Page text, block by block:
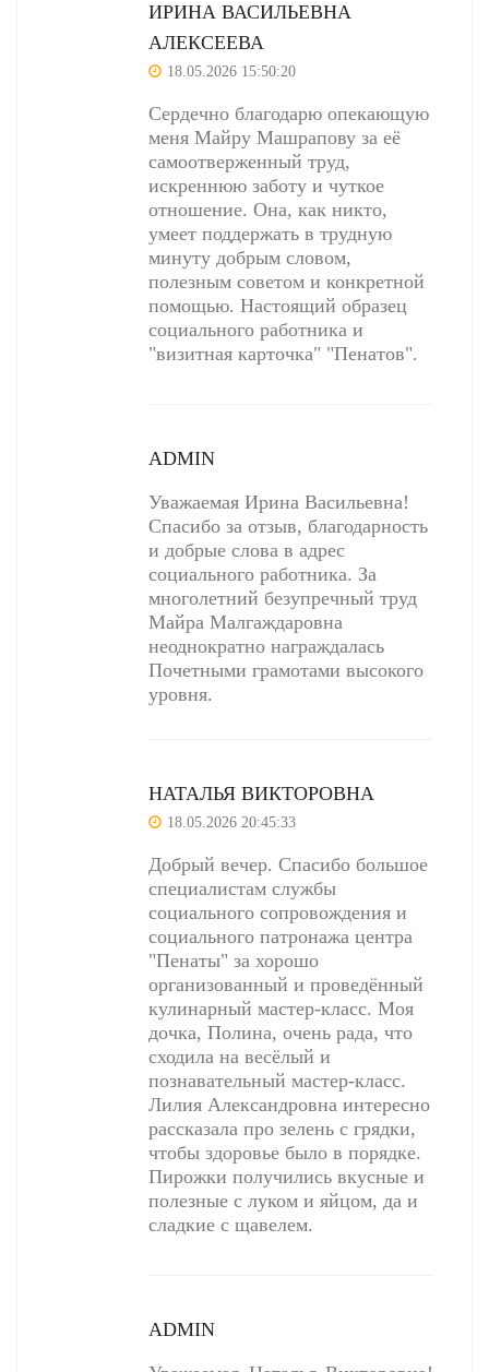
ИРИНА ВАСИЛЬЕВНА
АЛЕКСЕЕВА
18.05.2026 15:50:20
Сердечно благодарю опекающую
меня Майру Машрапову за её
самоотверженный труд,
искреннюю заботу и чуткое
отношение. Она, как никто,
умеет поддержать в трудную
минуту добрым словом,
полезным советом и конкретной
помощью. Настоящий образец
социального работника и
"визитная карточка" "Пенатов".
ADMIN
Уважаемая Ирина Васильевна!
Спасибо за отзыв, благодарность
и добрые слова в адрес
социального работника. За
многолетний безупречный труд
Майра Малгаждаровна
неоднократно награждалась
Почетными грамотами высокого
уровня.
НАТАЛЬЯ ВИКТОРОВНА
18.05.2026 20:45:33
Добрый вечер. Спасибо большое
специалистам службы
социального сопровождения и
социального патронажа центра
"Пенаты" за хорошо
организованный и проведённый
кулинарный мастер-класс. Моя
дочка, Полина, очень рада, что
сходила на весёлый и
познавательный мастер-класс.
Лилия Александровна интересно
рассказала про зелень с грядки,
чтобы здоровье было в порядке.
Пирожки получились вкусные и
полезные с луком и яйцом, да и
сладкие с щавелем.
ADMIN